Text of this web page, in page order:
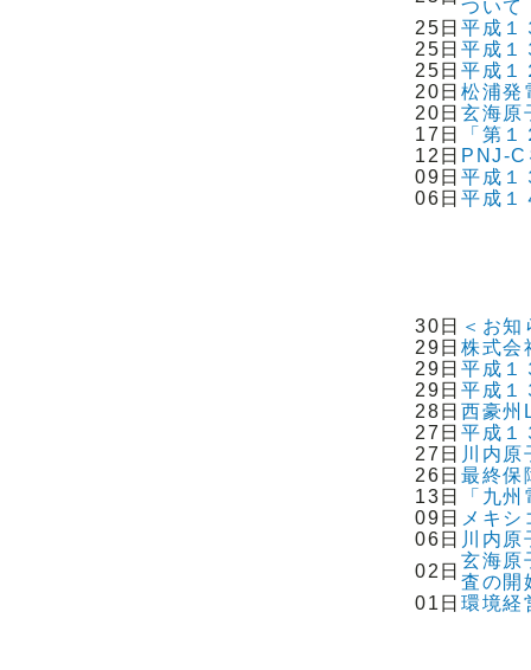
ついて
25日 平成１
25日 平成
25日 平成
20日 松浦発
20日 玄海原
17日
「第
12日 PNJ-C
09日 平成１
06日 平成１
30日 ＜お
29日 株式会
29日 平成１
29日 平成１
28日 西豪州
27日 平成
27日 川内
26日 最終保
13日
「九
09日 メキ
06日 川内
02日
玄海原
査の開
01日 環境経